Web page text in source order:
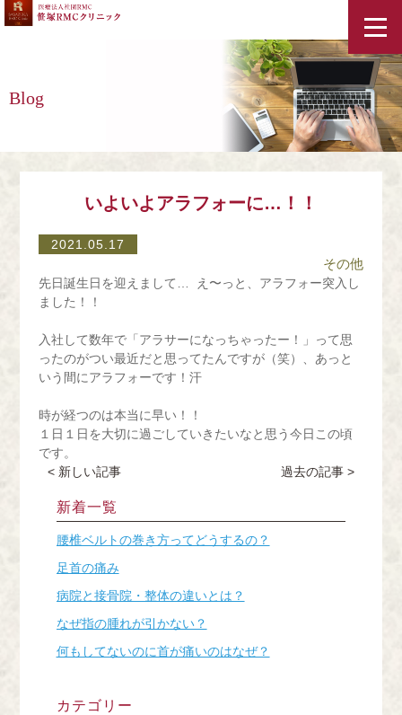
Blog
いよいよアラフォーに…！！
2021.05.17
その他
先日誕生日を迎えまして… え〜っと、アラフォー突入し
ました！！
入社して数年で「アラサーになっちゃったー！」って思
ったのがつい最近だと思ってたんですが（笑）、あっと
いう間にアラフォーです！汗
時が経つのは本当に早い！！
１日１日を大切に過ごしていきたいなと思う今日この頃
です。
< 新しい記事
過去の記事 >
新着一覧
腰椎ベルトの巻き方ってどうするの？
足首の痛み
病院と接骨院・整体の違いとは？
なぜ指の腫れが引かない？
何もしてないのに首が痛いのはなぜ？
カテゴリー
診療案内
コラム
料金表
WEB予約（来院歴あり）
WEB予約（来院歴なし）